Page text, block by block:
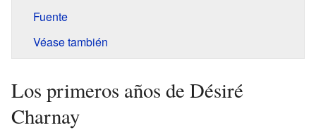
Fuente
Véase también
Los primeros años de Désiré
Charnay